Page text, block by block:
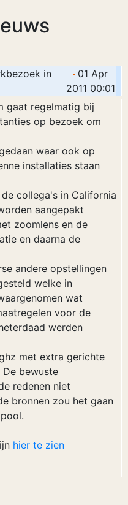
in
01 Apr
2011 00:01
gaat regelmatig bij
op bezoek om
waar ook op
installaties staan
collega's in California
aangepakt
zoomlens en de
en daarna de
andere opstellingen
welke in
wat
voor de
werden
met extra gerichte
bewuste
redenen niet
bronnen zou het gaan
hier te zien